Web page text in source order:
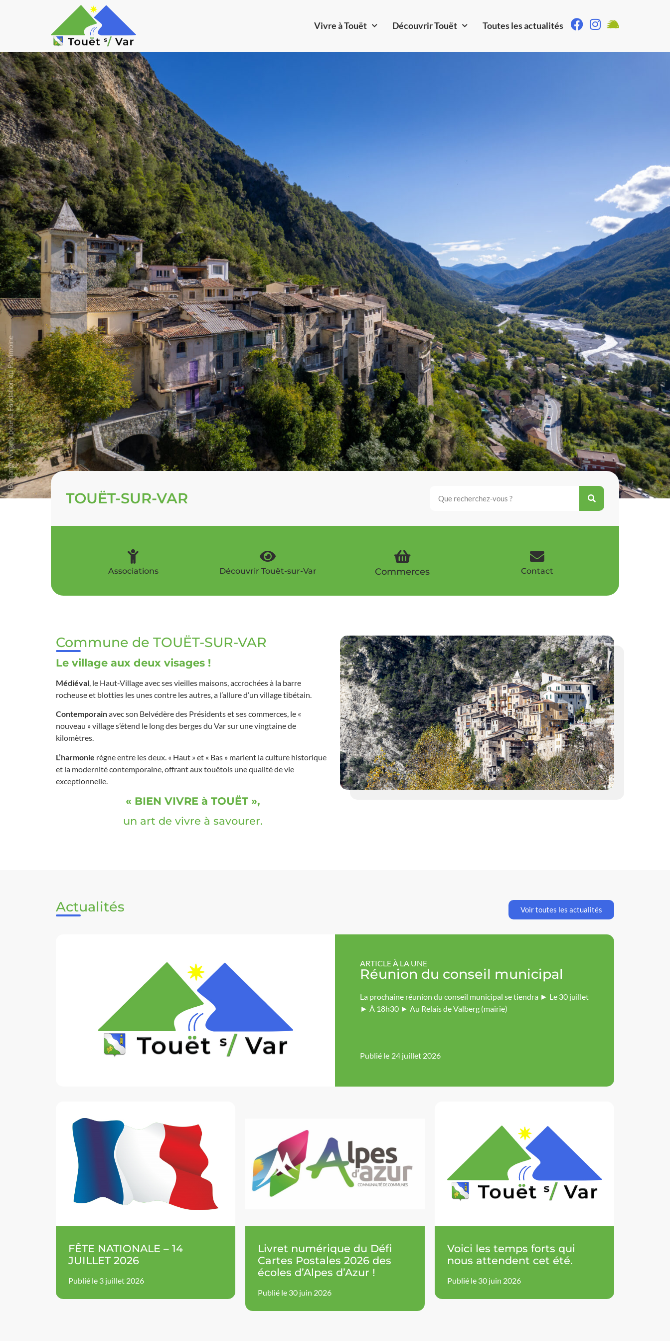
Vivre à Touët Découvrir Touët Toutes les actualités
TOUËT-SUR-VAR
Associations Découvrir Touët-sur-Var Commerces Contact
Commune de TOUËT-SUR-VAR
Le village aux deux visages !
Médiéval, le Haut-Village avec ses vieilles maisons, accrochées à la barre
rocheuse et blotties les unes contre les autres, a l’allure d’un village tibétain.
Contemporainavec son Belvédère des Présidents et ses commerces, le «
nouveau » village s’étend le long des berges du Var sur une vingtaine de
kilomètres.
L’harmonie règne entre les deux. « Haut » et « Bas » marient la culture historique
et la modernité contemporaine, offrant aux touëtois une qualité de vie
exceptionnelle.
« BIEN VIVRE à TOUËT »,
un art de vivre à savourer.
Actualités Voir toutes les actualités
ARTICLE À LA UNE
Réunion du conseil municipal
La prochaine réunion du conseil municipal se tiendra ► Le 30 juillet
► À 18h30 ► Au Relais de Valberg (mairie)
Publié le 24 juillet 2026
FÊTE NATIONALE – 14
JUILLET 2026
Publié le 3 juillet 2026
Livret numérique du Défi
Cartes Postales 2026 des
écoles d’Alpes d’Azur !
Publié le 30 juin 2026
Voici les temps forts qui
nous attendent cet été.
Publié le 30 juin 2026